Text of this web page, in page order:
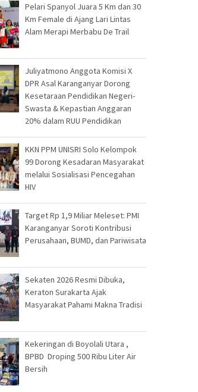
Pelari Spanyol Juara 5 Km dan 30
Km Female di Ajang Lari Lintas
Alam Merapi Merbabu De Trail
Juliyatmono Anggota Komisi X
DPR Asal Karanganyar Dorong
Kesetaraan Pendidikan Negeri-
Swasta & Kepastian Anggaran
20% dalam RUU Pendidikan
KKN PPM UNISRI Solo Kelompok
99 Dorong Kesadaran Masyarakat
melalui Sosialisasi Pencegahan
HIV
Target Rp 1,9 Miliar Meleset: PMI
Karanganyar Soroti Kontribusi
Perusahaan, BUMD, dan Pariwisata
Sekaten 2026 Resmi Dibuka,
Keraton Surakarta Ajak
Masyarakat Pahami Makna Tradisi
Kekeringan di Boyolali Utara ,
BPBD Droping 500 Ribu Liter Air
Bersih